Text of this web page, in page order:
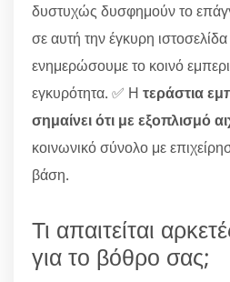
δυστυχώς δυσφημούν το
σε αυτή την έγκυρη
ενημερώσουμε το κοινό
εγκυρότητα. ✅ Η τεράστια
σημαίνει ότι με εξοπλισμό
κοινωνικό σύνολο με
βάση.
Τι απαιτείται
για το βόθρο σας;